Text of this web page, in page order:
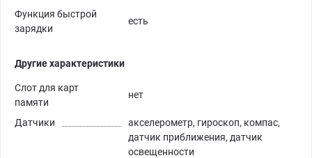
Функция быстрой
зарядки
есть
Другие характеристики
Слот для карт
памяти
нет
Датчики
акселерометр, гироскоп, компас,
датчик приближения, датчик
освещенности